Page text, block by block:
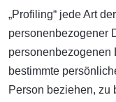
„Profiling“ jede Art
personenbezogener
personenbezogenen
bestimmte
Person beziehen, zu